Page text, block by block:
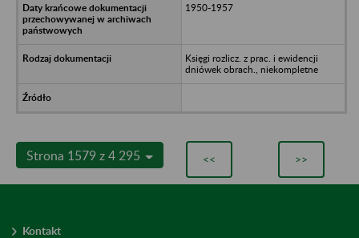
1950-1957
Księgi rozlicz. z prac. i ewidencji
dniówek obrach., niekompletne
Strona 1579 z 4 295 << >>
Kontakt